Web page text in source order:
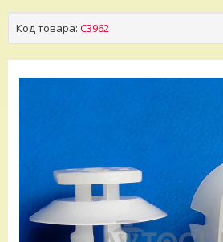
Код товара: C3962